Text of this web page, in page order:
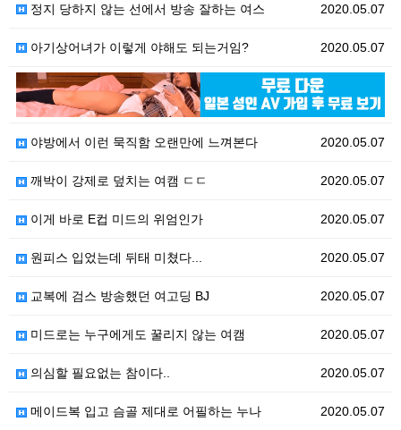
2020.05.07
정지 당하지 않는 선에서 방송 잘하는 여스
2020.05.07
아기상어녀가 이렇게 야해도 되는거임?
2020.05.07
2020.05.07
야방에서 이런 묵직함 오랜만에 느껴본다
2020.05.07
깨박이 강제로 덮치는 여캠 ㄷㄷ
2020.05.07
이게 바로 E컵 미드의 위엄인가
2020.05.07
원피스 입었는데 뒤태 미쳤다...
2020.05.07
교복에 검스 방송했던 여고딩 BJ
2020.05.07
미드로는 누구에게도 꿀리지 않는 여캠
2020.05.07
의심할 필요없는 참이다..
2020.05.07
메이드복 입고 슴골 제대로 어필하는 누나